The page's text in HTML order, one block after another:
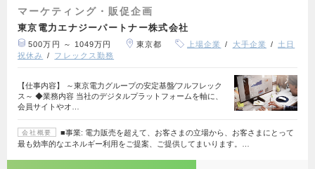
マーケティング・販促企画
東京電力エナジーパートナー株式会社
500万円 ～ 1049万円 東京都 上場企業 大手企業
土日
祝休み
フレックス勤務
【仕事内容】 ～東京電力グループの安定基盤∕フルフレック
ス～ ◆業務内容 当社のデジタルプラットフォームを軸に、
会員サイトやオ…
会社概要
■事業: 電力販売を超えて、お客さまの立場から、お客さまにとって
最も効率的なエネルギー利用をご提案、ご提供してまいります。…